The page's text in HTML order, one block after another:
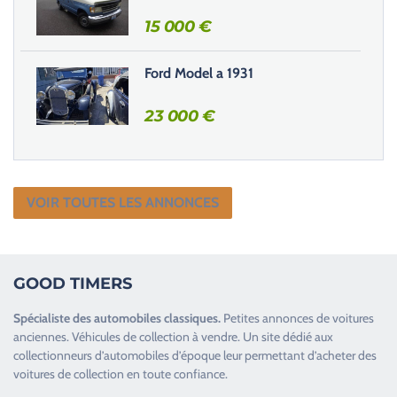
15 000€
Ford Model a 1931
23 000€
VOIR TOUTES LES ANNONCES
GOOD TIMERS
Spécialiste desautomobiles classiques. Petites annonces devoitures
anciennes.Véhicules de collection à vendre. Un site dédié aux
collectionneurs d’automobiles d’époque leur permettant d’acheter des
voitures de collection en toute confiance.